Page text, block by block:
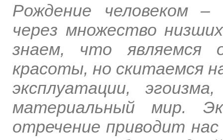
Рождение человеком
через множество
знаем, что являемся
красоты, но скитаемся
эксплуатации,
материальный мир.
отречение приводит